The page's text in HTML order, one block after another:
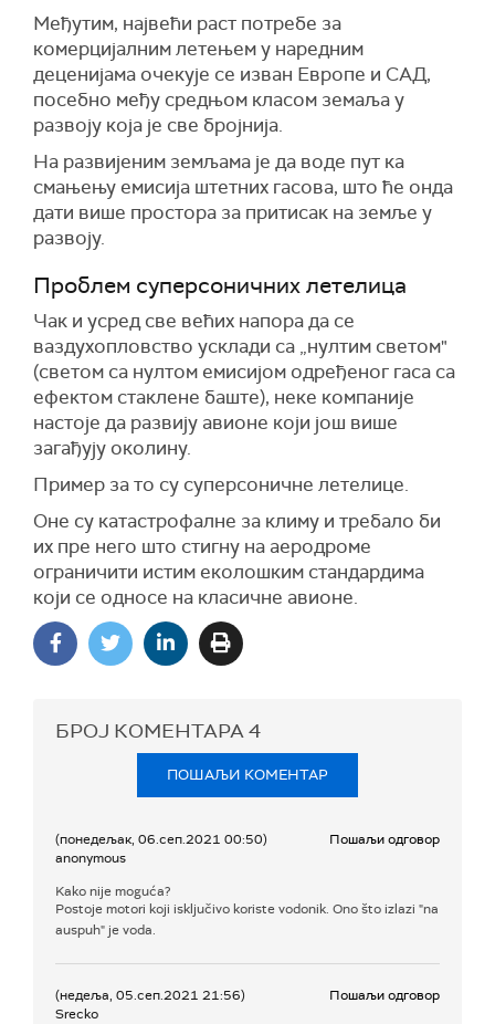
Међутим, највећи раст потребе за
комерцијалним летењем у наредним
деценијама очекује се изван Европе и САД,
посебно међу средњом класом земаља у
развоју која је све бројнија.
На развијеним земљама је да воде пут ка
смањењу емисија штетних гасова, што ће онда
дати више простора за притисак на земље у
развоју.
Проблем суперсоничних летелица
Чак и усред све већих напора да се
ваздухопловство усклади са „нултим светом"
(светом са нултом емисијом одређеног гаса са
ефектом стаклене баште), неке компаније
настоје да развију авионе који још више
загађују околину.
Пример за то су суперсоничне летелице.
Оне су катастрофалне за климу и требало би
их пре него што стигну на аеродроме
ограничити истим еколошким стандардима
који се односе на класичне авионе.
БРОЈ КОМЕНТАРА4
ПОШАЉИ КОМЕНТАР
(понедељак, 06.сеп.2021 00:50)
anonymous
Пошаљи одговор
Kako nije moguća?
Postoje motori koji isključivo koriste vodonik. Ono što izlazi "na
auspuh" je voda.
(недеља, 05.сеп.2021 21:56)
Srecko
Пошаљи одговор